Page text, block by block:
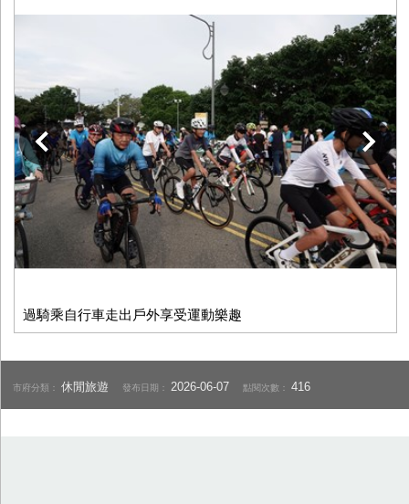
過騎乘自行車走出戶外享受運動樂趣
下一張
市府分類：休閒旅遊 發布日期： 2026-06-07 點閱次數：416